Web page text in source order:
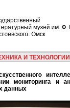
музей им. Ф.
Омск
И ТЕХНОЛОГИИ
мониторинга и
данных